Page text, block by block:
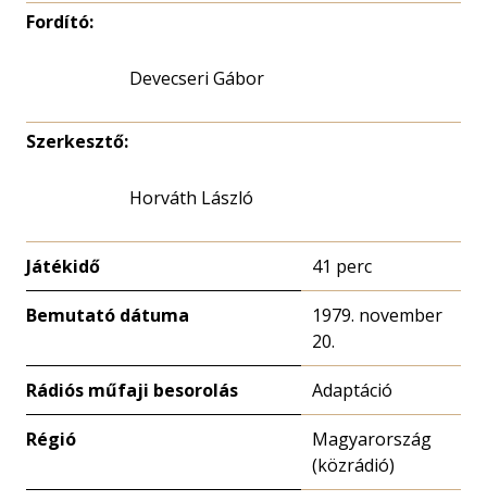
Fordító:
Devecseri Gábor
Szerkesztő:
Horváth László
Játékidő 41 perc
Bemutató dátuma
1979. november
20.
Rádiós műfaji besorolás Adaptáció
Régió
Magyarország
(közrádió)